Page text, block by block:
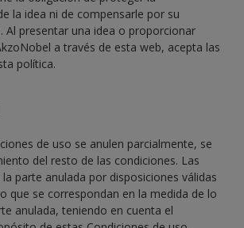
la idea ni de compensarle por su
Al presentar una idea o proporcionar
a través de esta web, acepta las
política.
de uso se anulen parcialmente, se
del resto de las condiciones. Las
parte anulada por disposiciones válidas
que se correspondan en la medida de lo
anulada, teniendo en cuenta el